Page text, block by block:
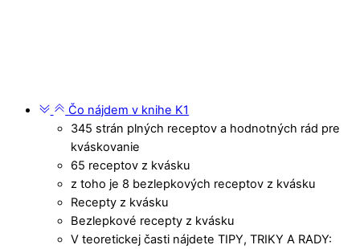
Čo nájdem v knihe K1
345 strán plných receptov a hodnotných rád pre
kváskovanie
65 receptov z kvásku
z toho je 8 bezlepkových receptov z kvásku
Recepty z kvásku
Bezlepkové recepty z kvásku
V teoretickej časti nájdete TIPY, TRIKY A RADY: